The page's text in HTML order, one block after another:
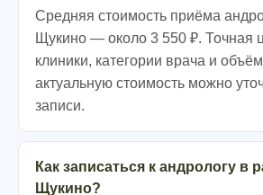
Средняя стоимость приёма
Щукино — около 3 550 ₽. Точная
клиники, категории врача и
актуальную стоимость можно
записи.
Как записаться к андрологу в
Щукино?